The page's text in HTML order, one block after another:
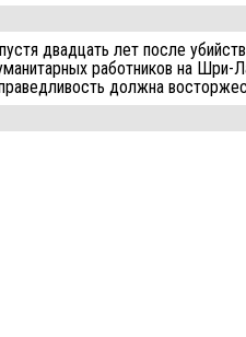
двадцать лет после
работников на Шри-
должна